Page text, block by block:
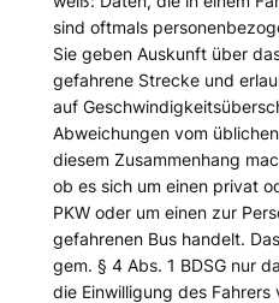
sind oftmals
Sie geben Auskunft über
gefahrene Strecke und
auf
Abweichungen vom
diesem Zusammenhang
ob es sich um einen privat
PKW oder um einen zur
gefahrenen Bus handelt.
gem. § 4 Abs. 1 BDSG nur
die Einwilligung des Fahrers